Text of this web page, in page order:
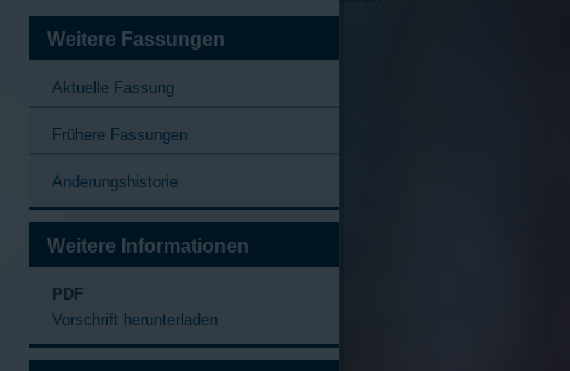
Weitere Fassungen
Aktuelle Fassung
Frühere Fassungen
Änderungshistorie
Weitere Informationen
PDF
Vorschrift herunterladen